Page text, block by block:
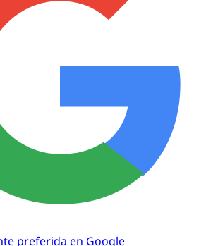
preferida en Google